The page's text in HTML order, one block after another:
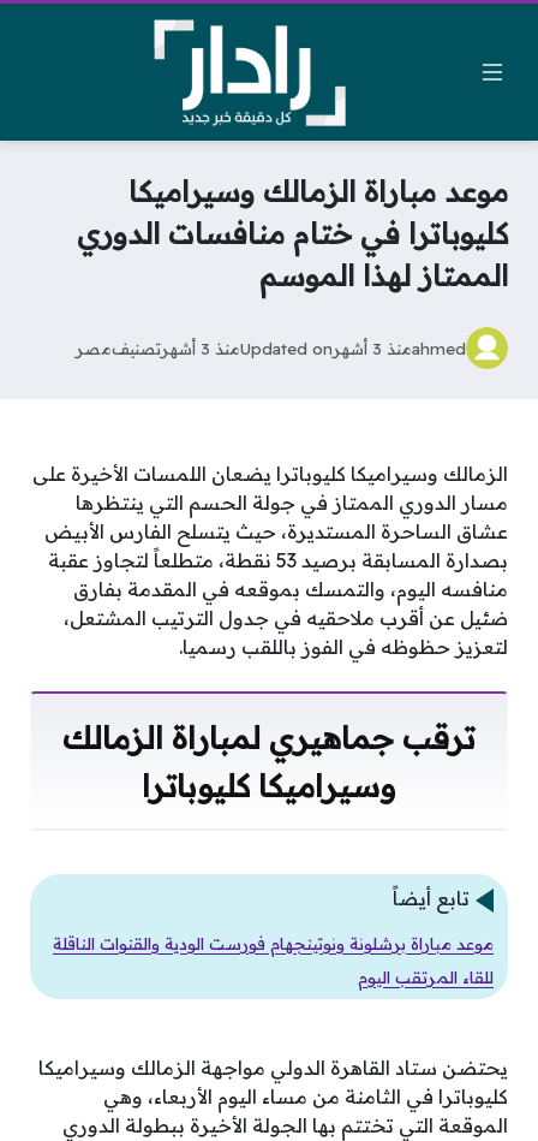
موعد مباراة الزمالك وسيراميكا
كليوباترا في ختام منافسات الدوري
الممتاز لهذا الموسم
ahmedمنذ 3 أشهر Updated onمنذ 3 أشهر تصنيفمصر
الزمالك وسيراميكا كليوباترا يضعان اللمسات الأخيرة على
مسار الدوري الممتاز في جولة الحسم التي ينتظرها
عشاق الساحرة المستديرة، حيث يتسلح الفارس الأبيض
بصدارة المسابقة برصيد 53 نقطة، متطلعاً لتجاوز عقبة
منافسه اليوم، والتمسك بموقعه في المقدمة بفارق
ضئيل عن أقرب ملاحقيه في جدول الترتيب المشتعل،
لتعزيز حظوظه في الفوز باللقب رسميا.
ترقب جماهيري لمباراة الزمالك
وسيراميكا كليوباترا
تابع أيضاً
موعد مباراة برشلونة ونوتينجهام فورست الودية والقنوات الناقلة
للقاء المرتقب اليوم
يحتضن ستاد القاهرة الدولي مواجهة الزمالك وسيراميكا
كليوباترا في الثامنة من مساء اليوم الأربعاء، وهي
الموقعة التي تختتم بها الجولة الأخيرة ببطولة الدوري